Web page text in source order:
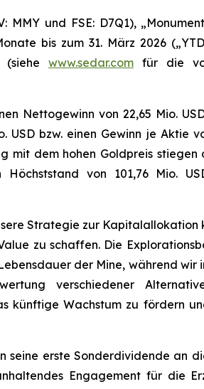
MMY und FSE: D7Q1),
bis zum 31. März 2026
(siehe www.sedar.comfür die
Nettogewinn von 22,65 Mio.
bzw. einen Gewinn je Aktie
mit dem hohen Goldpreis stiegen
von 101,76 Mio.
Strategie zur Kapitalallokation
zu schaffen. Die
der Mine, während wir
verschiedener
künftige Wachstum zu fördern
seine erste Sonderdividende an
Engagement für die